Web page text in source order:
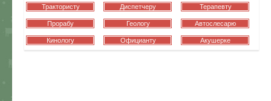
Трактористу Диспетчеру Терапевту
Прорабу Геологу Автослесарю
Кинологу Официанту Акушерке